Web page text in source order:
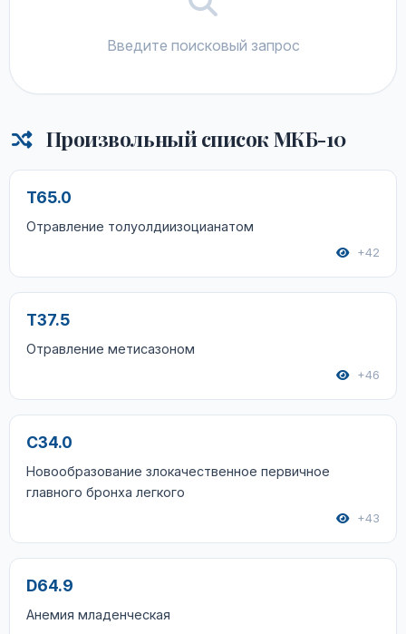
Введите поисковый запрос
Произвольный список МКБ-10
T65.0
Отравление толуолдиизоцианатом
+42
T37.5
Отравление метисазоном
+46
C34.0
Новообразование злокачественное первичное
главного бронха легкого
+43
D64.9
Анемия младенческая